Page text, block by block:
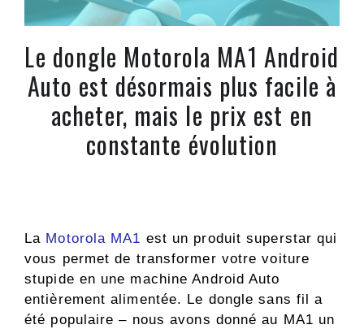
Le dongle Motorola MA1 Android
Auto est désormais plus facile à
acheter, mais le prix est en
constante évolution
La Motorola MA1 est un produit superstar qui
vous permet de transformer votre voiture
stupide en une machine Android Auto
entièrement alimentée. Le dongle sans fil a
été populaire – nous avons donné au MA1 un